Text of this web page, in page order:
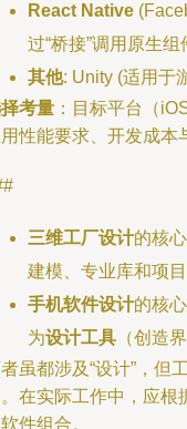
React Native
过“桥接”调用原生
其他: Unity (适用于
考量 ：目标平台（
性能要求、开发成本
三维工厂设计的核
建模、专业库和项目
手机软件设计的核
为设计工具 （创造
虽都涉及“设计”，但
在实际工作中，应根
件组合。